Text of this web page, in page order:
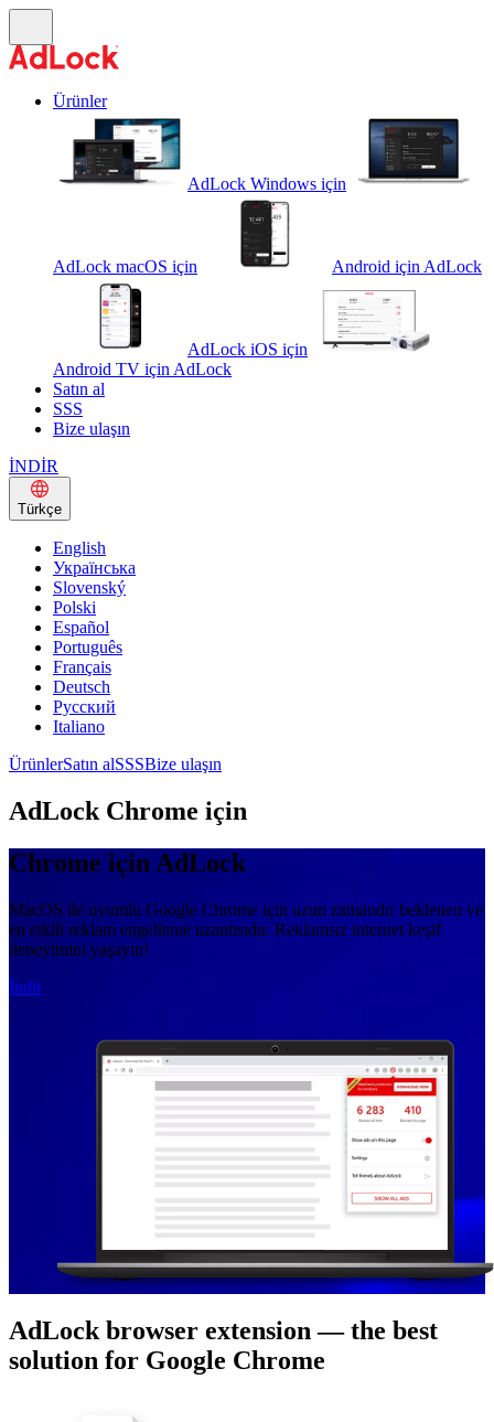
Ürünler
AdLock Windows için
AdLock macOS için Android için AdLock
AdLock iOS için
Android TV için AdLock
Satın al
SSS
Bize ulaşın
İNDİR
Türkçe
English
Українська
Slovenský
Polski
Español
Português
Français
Deutsch
Русский
Italiano
ÜrünlerSatın alSSSBize ulaşın
AdLock Chrome için
Chrome için AdLock
MacOS ile uyumlu Google Chrome için uzun zamandır beklenen ve
en etkili reklam engelleme uzantısıdır. Reklamsız internet keşif
deneyimini yaşayın!
İndir
AdLock browser extension — the best
solution for Google Chrome